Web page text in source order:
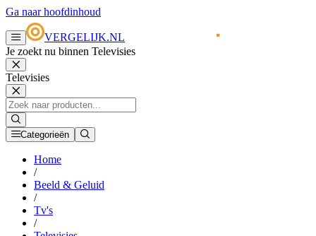
Ga naar hoofdinhoud
VERGELIJK.NL
Je zoekt nu binnen Televisies
Televisies
Categorieën
Home
/
Beeld & Geluid
/
Tv's
/